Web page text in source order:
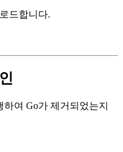
드합니다.
여 Go가 제거되었는지